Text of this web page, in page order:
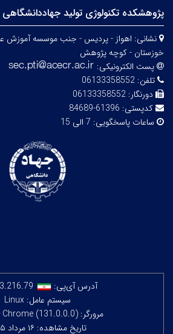
پژوهشکده تکنولوژی تولید
نشانی: اهواز - پردیس - جنب موسسه آموزش
خوزستان - کوچه پژوهش
پست الکترونیکی:
تلفن: 06133358552
دورنگار: 06133358552
کدپستی: 61396-84689
ساعات پاسخگویی: 7 الی 15
آدرس آی‌پی:
سیستم عامل: Linux
مرورگر: Google Chrome (131.0.0.0)
تاریخ مشاهده: ۱۶ مرداد ۱۴۰۵